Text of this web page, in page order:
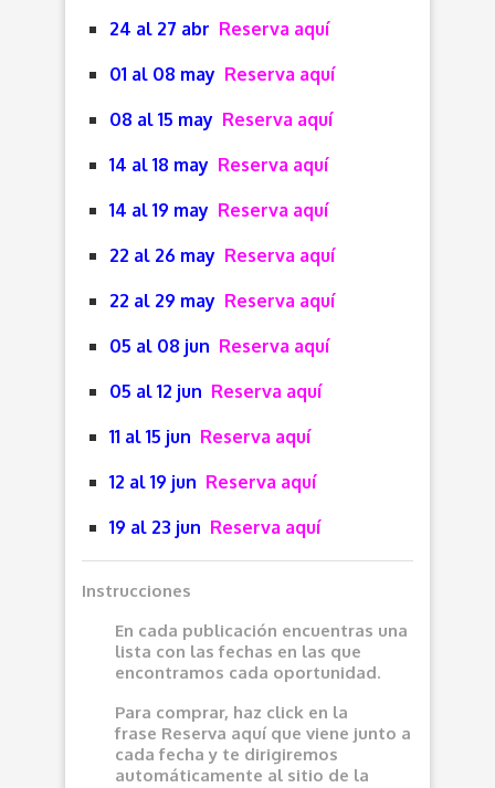
24 al 27 abr Reserva aquí
01 al 08 may Reserva aquí
08 al 15 may Reserva aquí
14 al 18 may Reserva aquí
14 al 19 may Reserva aquí
22 al 26 may Reserva aquí
22 al 29 may Reserva aquí
05 al 08 jun Reserva aquí
05 al 12 jun Reserva aquí
11 al 15 jun Reserva aquí
12 al 19 jun Reserva aquí
19 al 23 jun Reserva aquí
Instrucciones
En cada publicación encuentras una
lista con las fechas en las que
encontramos cada oportunidad.
Para comprar, haz click en la
frase Reserva aquí que viene junto a
cada fecha y te dirigiremos
automáticamente al sitio de la